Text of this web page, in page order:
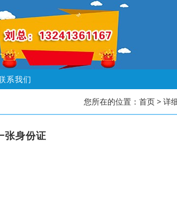
系我们
您所在的位置： 首页> 详
张身份证